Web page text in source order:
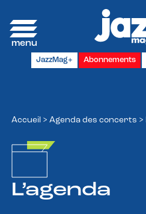
JazzMag+ Abonnements
Accueil > Agenda des concerts >
L’agenda